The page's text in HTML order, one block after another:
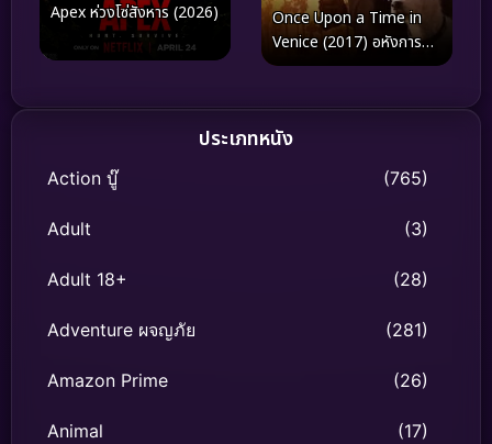
Apex ห่วงโซ่สังหาร (2026)
Once Upon a Time in
Venice (2017) อหังการ
ตามล่ากลางกรุงเวนิส
ประเภทหนัง
Action บู๊ (765)
Adult (3)
Adult 18+ (28)
Adventure ผจญภัย (281)
Amazon Prime (26)
Animal (17)